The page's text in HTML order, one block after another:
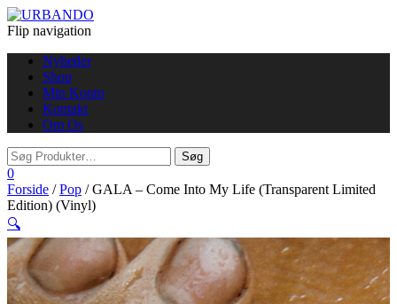
Flip navigation
Nyheder
Shop
Min Konto
Kontakt
Om Os
0
Forside /Pop / GALA – Come Into My Life (Transparent Limited
Edition) (Vinyl)
🔍